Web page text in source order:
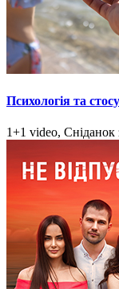
Психологія та
1+1 video, Сніданок